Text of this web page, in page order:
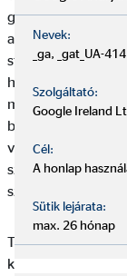
gyakorolhatja,
amelyre
státuszúként)
honlapján (
módon, hogy
valamint az ennek
személynek aktív
szolgáltatás
Tájékoztatjuk Önt,
kötelező
Nevek:
_ga, _gat_UA-
Szolgáltató:
Google Ireland
Cél:
A honlap
Sütik lejárata:
max. 26 hónap